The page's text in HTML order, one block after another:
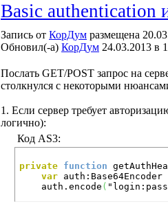
Basic authentication
Запись от КорДум размещена
Обновил(-а) КорДум 24.03.2013 в
Послать GET/POST запрос на
столкнулся с некоторыми
1. Если сервер требует
логично):
Код AS3:
private function
var auth:Base64Encoder
	auth.encode
(